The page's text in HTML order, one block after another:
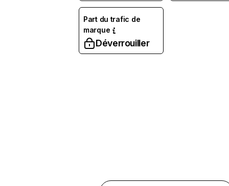
Part du trafic de
marque
Déverrouiller